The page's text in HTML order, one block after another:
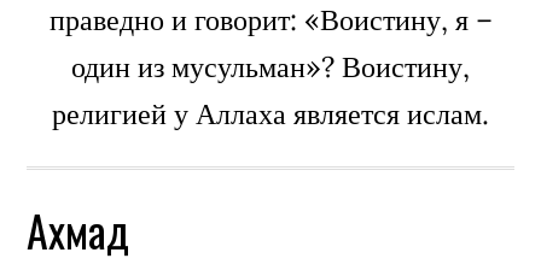
праведно и говорит: «Воистину, я –
один из мусульман»? Воистину,
религией у Аллаха является ислам.
Ахмад